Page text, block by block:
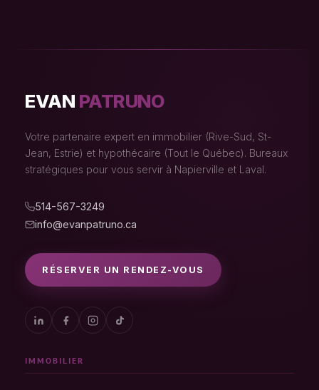
EVAN PATRUNO
Votre partenaire expert en immobilier (Rive-Sud, St-
Jean, Estrie) et hypothécaire (Tout le Québec). Bureaux
stratégiques pour vous servir à Napierville et Laval.
514-567-3249
info@evanpatruno.ca
RÉSERVER UN RENDEZ-VOUS
IMMOBILIER